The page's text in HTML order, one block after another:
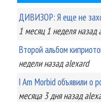
ДИВИЗОР: Я еще не
1 месяц 1 неделяназад
Второй альбом
неделиназад alexard
I Am Morbid объявили о
месяца 3 дняназад